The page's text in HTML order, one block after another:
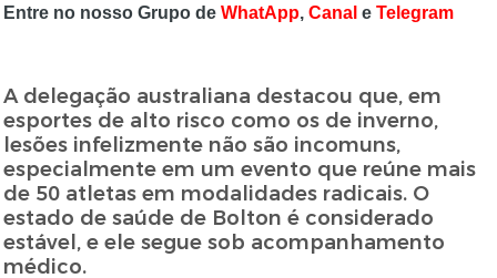
Entre no nosso Grupo deWhatApp,Canal eTelegram
A delegação australiana destacou que, em
esportes de alto risco como os de inverno,
lesões infelizmente não são incomuns,
especialmente em um evento que reúne mais
de 50 atletas em modalidades radicais. O
estado de saúde de Bolton é considerado
estável, e ele segue sob acompanhamento
médico.